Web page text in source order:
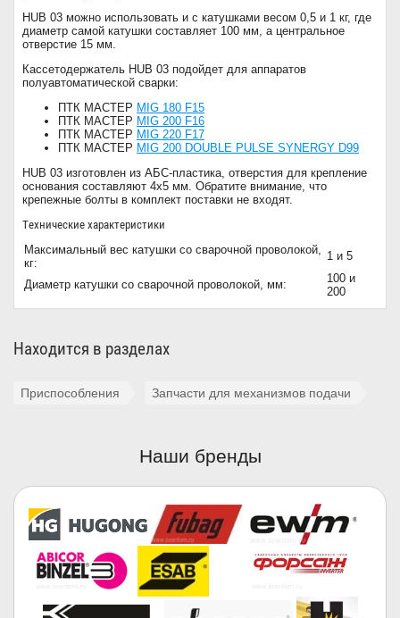
HUB 03 можно использовать и с катушками весом 0,5 и 1 кг, где
диаметр самой катушки составляет 100 мм, а центральное
отверстие 15 мм.
Кассетодержатель HUB 03 подойдет для аппаратов
полуавтоматической сварки:
ПТК МАСТЕР MIG 180 F15
ПТК МАСТЕР MIG 200 F16
ПТК МАСТЕР MIG 220 F17
ПТК МАСТЕР MIG 200 DOUBLE PULSE SYNERGY D99
HUB 03 изготовлен из АБС-пластика, отверстия для крепление
основания составляют 4х5 мм. Обратите внимание, что
крепежные болты в комплект поставки не входят.
Технические характеристики
Максимальный вес катушки со сварочной проволокой,
кг:
1 и 5
Диаметр катушки со сварочной проволокой, мм:
100 и
200
Находится в разделах
Приспособления Запчасти для механизмов подачи
Наши бренды